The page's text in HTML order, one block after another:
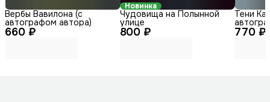
660 ₽
Вербы Вавилона (с
автографом автора)
Новинка
800 ₽
Чудовища на Полынной
улице
770 ₽
Тени